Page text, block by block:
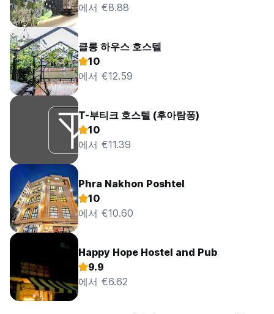
에서 €8.88
클롱 하우스 호스텔
10
에서 €12.59
T-부티크 호스텔 (후아람퐁)
10
에서 €11.39
Phra Nakhon Poshtel
10
에서 €10.60
Happy Hope Hostel and Pub
9.9
에서 €6.62